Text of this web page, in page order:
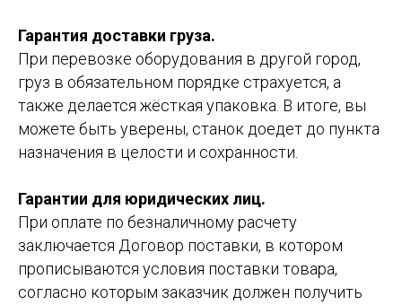
Гарантия доставки груза.
При перевозке оборудования в другой город,
груз в обязательном порядке страхуется, а
также делается жёсткая упаковка. В итоге, вы
можете быть уверены, станок доедет до пункта
назначения в целости и сохранности.
Гарантии для юридических лиц.
При оплате по безналичному расчету
заключается Договор поставки, в котором
прописываются условия поставки товара,
согласно которым заказчик должен получить